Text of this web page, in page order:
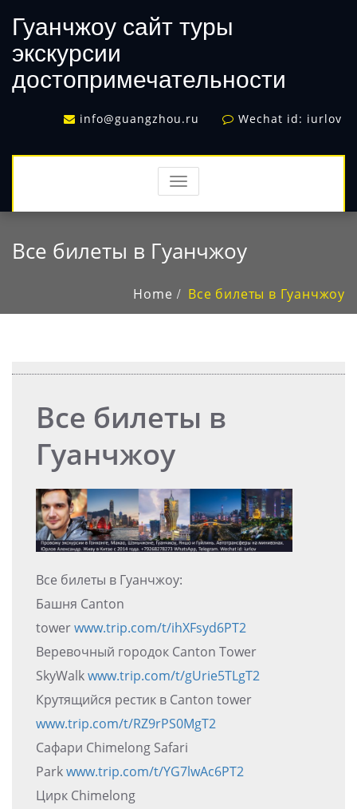
Гуанчжоу сайт туры
экскурсии
достопримечательности
info@guangzhou.ru Wechat id: iurlov
TOGGLE
NAVIGATION
Все билеты в Гуанчжоу
Home Все билеты в Гуанчжоу
Все билеты в
Гуанчжоу
Все билеты в Гуанчжоу:
Башня Canton
towerwww.trip.com/t/ihXFsyd6PT2
Веревочный городок Canton Tower
SkyWalkwww.trip.com/t/gUrie5TLgT2
Крутящийся рестик в Canton tower
www.trip.com/t/RZ9rPS0MgT2
Сафари Chimelong Safari
Parkwww.trip.com/t/YG7lwAc6PT2
Цирк Chimelong